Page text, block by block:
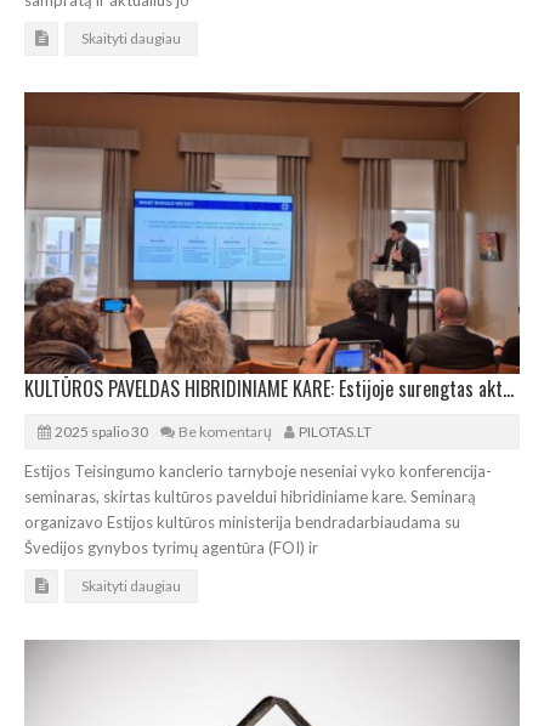
Skaityti daugiau
KULTŪROS PAVELDAS HIBRIDINIAME KARE: Estijoje surengtas aktualus seminaras
2025 spalio 30 Be komentarų PILOTAS.LT
Estijos Teisingumo kanclerio tarnyboje neseniai vyko konferencija-
seminaras, skirtas kultūros paveldui hibridiniame kare. Seminarą
organizavo Estijos kultūros ministerija bendradarbiaudama su
Švedijos gynybos tyrimų agentūra (FOI) ir
Skaityti daugiau